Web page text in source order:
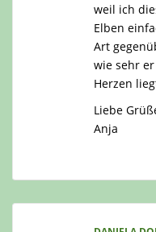
weil ich
Elben
Art
wie sehr
Herzen
Liebe
Anja